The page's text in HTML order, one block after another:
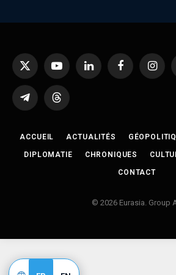
X
YouTubeLinkedIn Facebook
TelegramThreads
ACCUEIL ACTUALITÉS
DIPLOMATIE CHRONIQUES
CONTACT
© 2026 Eurasia. Group